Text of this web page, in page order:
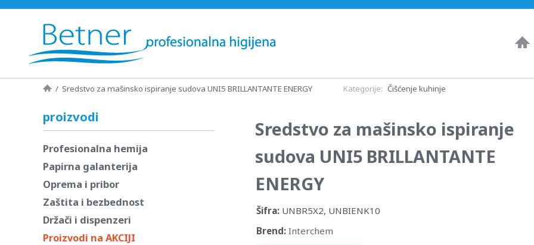
/ Sredstvo za mašinsko ispiranje sudova UNI5 BRILLANTANTE ENERGY Kategorije: Čišćenje kuhinje
Sredstvo za mašinsko ispiranje
sudova UNI5 BRILLANTANTE
ENERGY
Šifra:UNBR5X2, UNBIENK10
Brend: Interchem
proizvodi
Profesionalna hemija
Papirna galanterija
Oprema i pribor
Zaštita i bezbednost
Držači i dispenzeri
Proizvodi na AKCIJI